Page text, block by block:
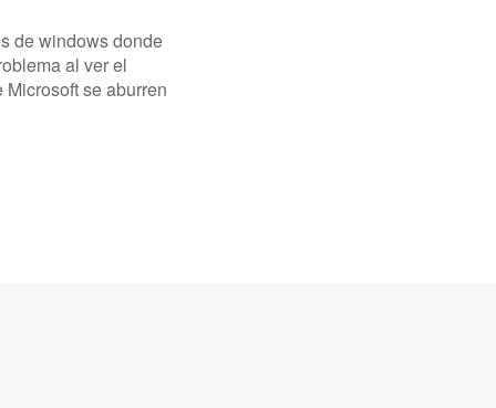
de windows donde
al ver el
se aburren